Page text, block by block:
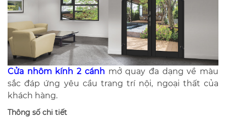
Cửa nhôm kính 2 cánh mở quay đa dạng về màu
sắc đáp ứng yêu cầu trang trí nội, ngoại thất của
khách hàng​.
Thông số chi tiết